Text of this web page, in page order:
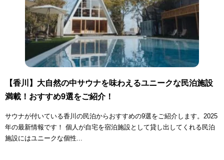
【香川】大自然の中サウナを味わえるユニークな民泊施設
満載！おすすめ9選をご紹介！
サウナが付いている香川の民泊からおすすめの9選をご紹介します。2025
年の最新情報です！ 個人が自宅を宿泊施設として貸し出してくれる民泊
施設にはユニークな個性...